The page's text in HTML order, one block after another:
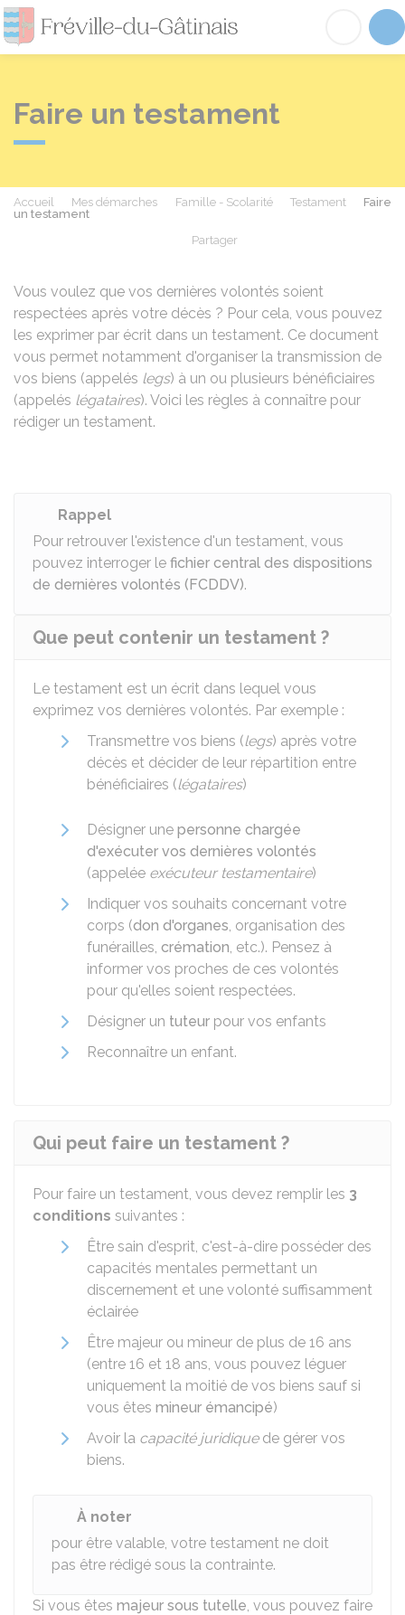
Fréville-du-
Faire un testament
Accueil Mes démarches Famille - Scolarité Testament
Faire
un testament
Partager
Vous voulez que vos dernières volontés soient
respectées après votre décès ? Pour cela, vous pouvez
les exprimer par écrit dans un testament. Ce document
vous permet notamment d'organiser la transmission de
vos biens (appelés legs) à un ou plusieurs bénéficiaires
(appelés légataires). Voici les règles à connaître pour
rédiger un testament.
Rappel
Pour retrouver l'existence d'un testament, vous
pouvez interroger le fichier central des dispositions
de dernières volontés (FCDDV).
Que peut contenir un testament ?
Le testament est un écrit dans lequel vous
exprimez vos dernières volontés. Par exemple :
Transmettre vos biens (legs) après votre
décès et décider de leur répartition entre
bénéficiaires (légataires)
Désigner une personne chargée
d'exécuter vos dernières volontés
(appelée exécuteur testamentaire)
Indiquer vos souhaits concernant votre
corps (don d'organes, organisation des
funérailles, crémation, etc.). Pensez à
informer vos proches de ces volontés
pour qu'elles soient respectées.
Désigner un tuteur pour vos enfants
Reconnaître un enfant.
Qui peut faire un testament ?
Pour faire un testament, vous devez remplir les 3
conditions suivantes :
Être sain d'esprit, c'est-à-dire posséder des
capacités mentales permettant un
discernement et une volonté suffisamment
éclairée
Être majeur ou mineur de plus de 16 ans
(entre 16 et 18 ans, vous pouvez léguer
uniquement la moitié de vos biens sauf si
vous êtes mineur émancipé)
Avoir la capacité juridiquede gérer vos
biens.
À noter
pour être valable, votre testament ne doit
pas être rédigé sous la contrainte.
Si vous êtes majeur sous tutelle, vous pouvez faire